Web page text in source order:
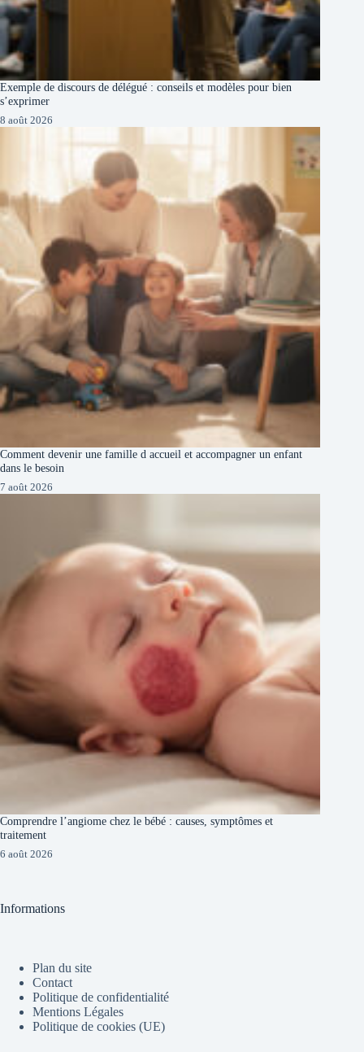
Exemple de discours de délégué : conseils et modèles pour bien
s’exprimer
8 août 2026
Comment devenir une famille d accueil et accompagner un enfant
dans le besoin
7 août 2026
Comprendre l’angiome chez le bébé : causes, symptômes et
traitement
6 août 2026
Informations
Plan du site
Contact
Politique de confidentialité
Mentions Légales
Politique de cookies (UE)